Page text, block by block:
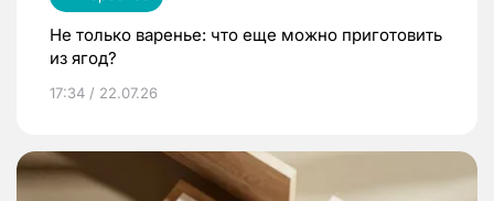
Не только варенье: что еще можно приготовить
из ягод?
17:34 / 22.07.26